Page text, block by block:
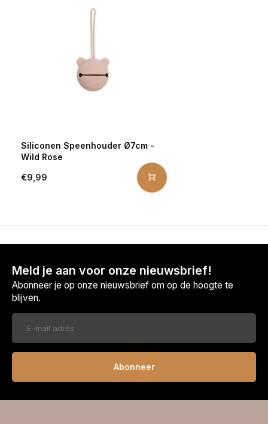
Siliconen Speenhouder Ø7cm -
Wild Rose
€9,99
Meld je aan voor onze nieuwsbrief!
Abonneer je op onze nieuwsbrief om op de hoogte te
blijven.
Abonneer